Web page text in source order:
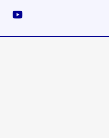
Instagram